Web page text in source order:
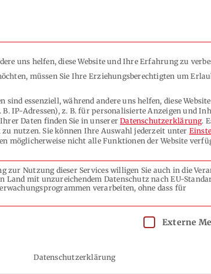
UNTERNEHMEN
KONTAKT
zu-Rolle
uns helfen, diese Website und Ihre Erfahrung zu
müssen Sie Ihre Erziehungsberechtigten um
essenziell, während andere uns helfen, diese
IP-Adressen), z. B. für personalisierte Anzeigen und
Daten finden Sie in unsererDatenschutzerklärung.
zu nutzen. Sie können Ihre Auswahl jederzeit unter
möglicherweise nicht alle Funktionen der Website
zur Nutzung dieser Services willigen Sie auch in die
Land mit unzureichendem Datenschutz nach EU-
verarbeiten, ohne dass für
kann. Die erste Service-Gruppe ist essenziell und
Externe
Datenschutzerklärung